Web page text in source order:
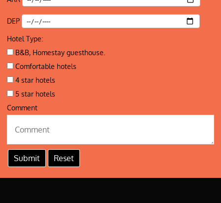
DEP
Hotel Type:
B&B, Homestay guesthouse.
Comfortable hotels
4 star hotels
5 star hotels
Comment